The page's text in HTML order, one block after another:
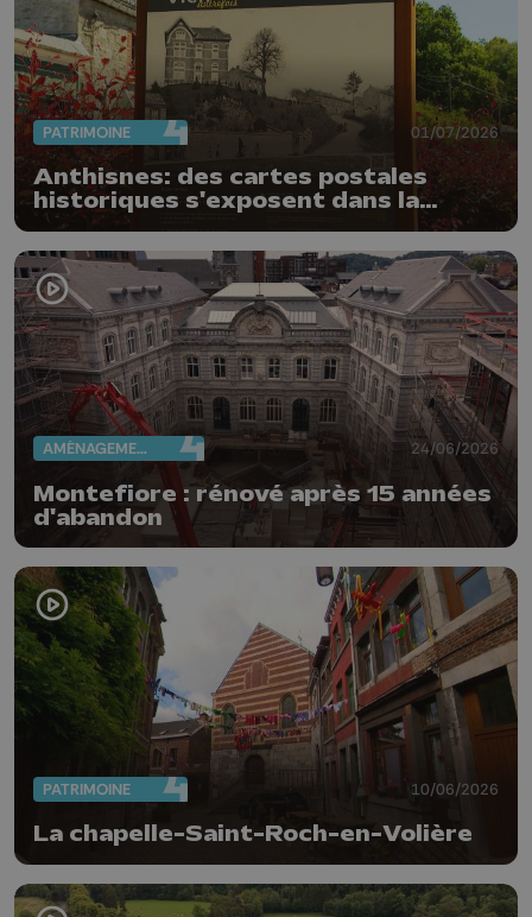
PATRIMOINE 01/07/2026
Anthisnes: des cartes postales
historiques s'exposent dans la
commune
AMÉNAGEMENT DU TERRITOIRE 24/06/2026
Montefiore : rénové après 15 années
d'abandon
PATRIMOINE 10/06/2026
La chapelle-Saint-Roch-en-Volière